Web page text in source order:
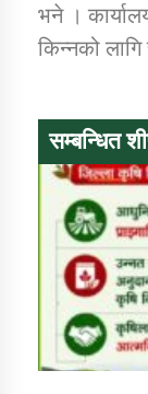
तातोपानी गाउँपालिका
सन्देश
भने ।
किन्नको
सम्बन्धित